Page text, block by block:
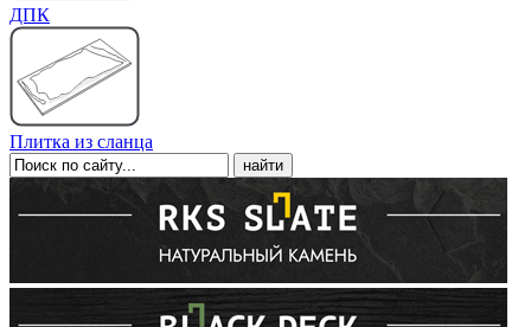
ДПК
Плитка из сланца